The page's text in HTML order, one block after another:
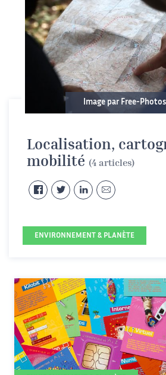
Image par Free-
Localisation,
mobilité
(4 articles)
ENVIRONNEMENT & PLANÈTE